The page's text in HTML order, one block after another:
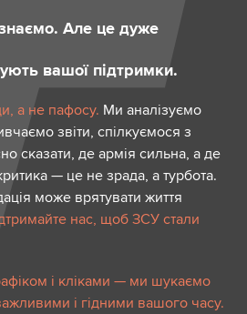
Але це дуже
вашої підтримки.
а не пафосу. Ми аналізуємо
звіти, спілкуємося з
сказати, де армія сильна, а де
— це не зрада, а турбота.
може врятувати життя
нас, щоб ЗСУ стали
і кліками — ми шукаємо
і гідними вашого часу.